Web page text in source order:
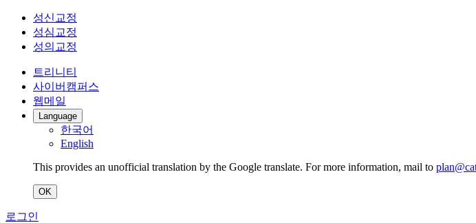
성신교정
성심교정
성의교정
트리니티
사이버캠퍼스
웹메일
Language
한국어
English
This provides an unofficial translation by the Google translate. For more information, mail to
OK
로그인